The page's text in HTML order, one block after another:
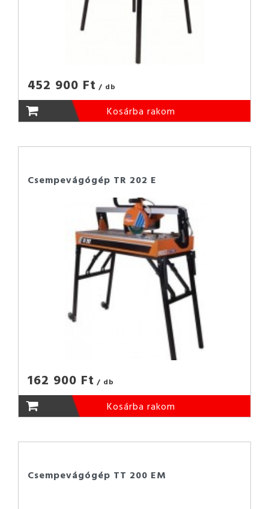
452 900 Ft / db
Kosárba rakom
Csempevágógép TR 202 E
162 900 Ft / db
Kosárba rakom
Csempevágógép TT 200 EM